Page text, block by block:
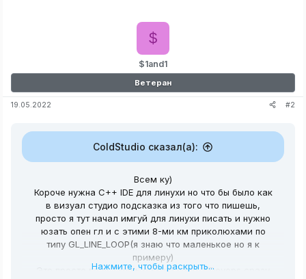
$1and1
$
Ветеран
19.05.2022 #2
ColdStudio сказал(а):
Всем ку)
Короче нужна C++ IDE для линухи но что бы было как
в визуал студио подсказка из того что пишешь,
просто я тут начал имгуй для линухи писать и нужно
юзать опен гл и с этими 8-ми км приколюхами по
типу GL_LINE_LOOP(я знаю что маленькое но я к
примеру)
Это просто пздц. Очень срочно надо, KDevops сразу
Нажмите, чтобы раскрыть...